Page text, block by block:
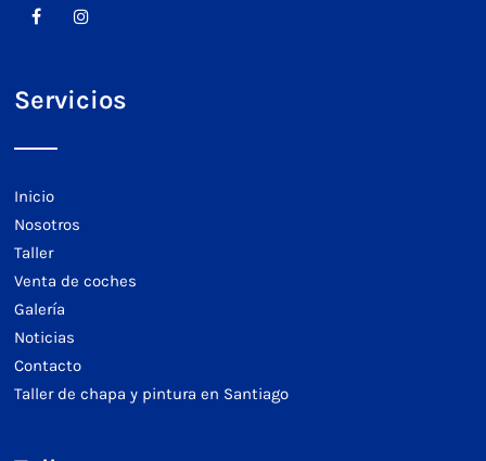
Servicios
Inicio
Nosotros
Taller
Venta de coches
Galería
Noticias
Contacto
Taller de chapa y pintura en Santiago